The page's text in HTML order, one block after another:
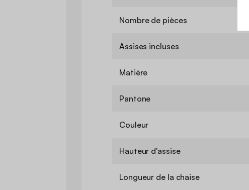
Nombre de pièces
Assises incluses
Matière
Pantone
Couleur
Hauteur d'assise
Longueur de la chaise